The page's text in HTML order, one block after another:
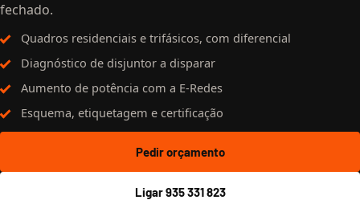
fechado.
Quadros residenciais e trifásicos, com diferencial
Diagnóstico de disjuntor a disparar
Aumento de potência com a E-Redes
Esquema, etiquetagem e certificação
Pedir orçamento
Ligar 935 331 823